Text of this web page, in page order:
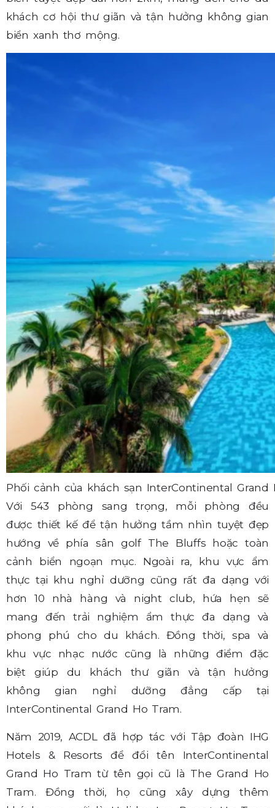
khách cơ hội thư giãn và tận hưởng không gian
biển xanh thơ mộng.
Phối cảnh của khách sạn InterContinental Grand
Với 543 phòng sang trọng, mỗi phòng đều
được thiết kế để tận hưởng tầm nhìn tuyệt đẹp
hướng về phía sân golf The Bluffs hoặc toàn
cảnh biển ngoạn mục. Ngoài ra, khu vực ẩm
thực tại khu nghỉ dưỡng cũng rất đa dạng với
hơn 10 nhà hàng và night club, hứa hẹn sẽ
mang đến trải nghiệm ẩm thực đa dạng và
phong phú cho du khách. Đồng thời, spa và
khu vực nhạc nước cũng là những điểm đặc
biệt giúp du khách thư giãn và tận hưởng
không gian nghỉ dưỡng đẳng cấp tại
InterContinental Grand Ho Tram.
Năm 2019, ACDL đã hợp tác với Tập đoàn IHG
Hotels & Resorts để đổi tên InterContinental
Grand Ho Tram từ tên gọi cũ là The Grand Ho
Tram. Đồng thời, họ cũng xây dựng thêm